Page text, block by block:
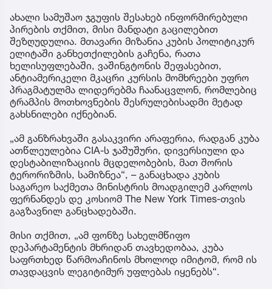
ახალი სამუშაო ჯგუფის შესახებ ინფორმირებული
პირების თქმით, მისი მანდატი გაცილებით
შეზღუდულია. მთავარი მიზანია კუბის პოლიტიკურ
ელიტაში განხეთქილების გაჩენა, რათა
ხელისუფლებაში, ვაშინგტონის შეფასებით,
ანტიამერიკელი მკაცრი კურსის მომხრეები უფრო
პრაგმატულმა ლიდერებმა ჩაანაცვლონ, რომლებიც
ტრამპის მოთხოვნების შესრულებისადმი მეტად
გახსნილები იქნებიან.
„ამ განზრახვაში გასაკვირი არაფერია, რადგან კუბა
ათწლეულებია CIA-ს ჯაშუშური, დივერსიული და
დესტაბილიზაციის მცდელობების, მათ შორის
ტერორიზმის, სამიზნეა“, – განაცხადა კუბის
საგარეო საქმეთა მინისტრის მოადგილემ კარლოს
ფერნანდეს დე კოსიომ The New York Times-თვის
გაგზავნილ განცხადებაში.
მისი თქმით, „ამ ფონზე სახელმწიფო
დეპარტამენტის მხრიდან თავხედობაა, კუბა
საფრთხედ წარმოაჩინოს მხოლოდ იმიტომ, რომ ის
თავდაცვის ლეგიტიმურ უფლებას იყენებს“.